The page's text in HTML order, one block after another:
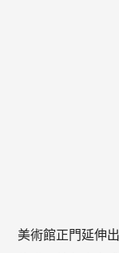
美術館正門延伸